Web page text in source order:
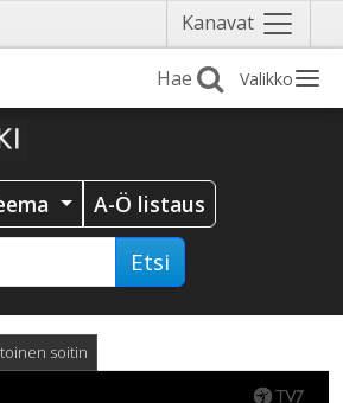
Kanavat Näytä
valikko
Valikko
A-Ö listaus
Etsi
soitin